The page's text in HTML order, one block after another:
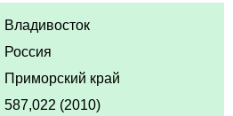
Владивосток
Россия
Приморский край
587,022 (2010)